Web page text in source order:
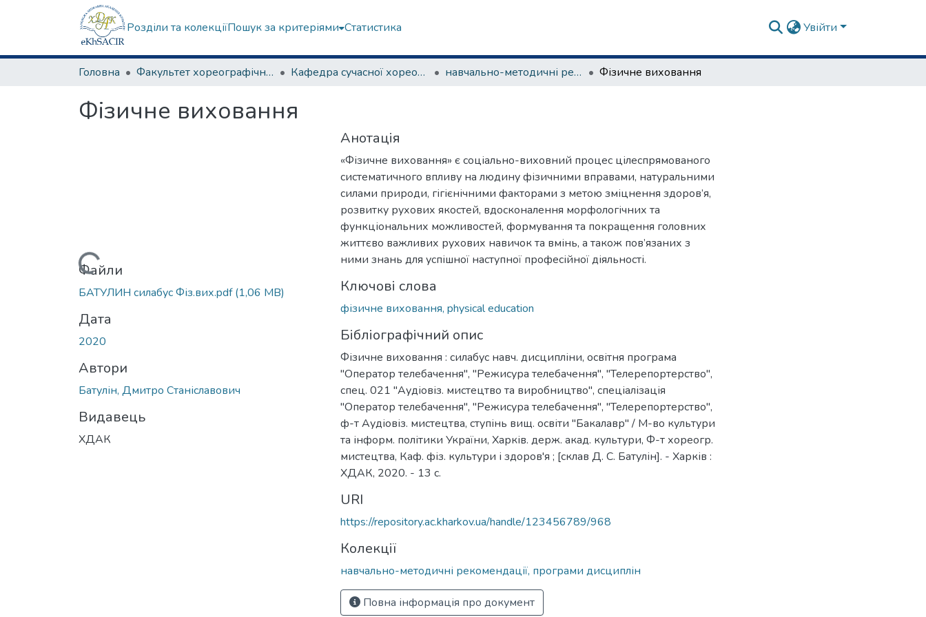
Розділи та колекціїПошук за критеріями Статистика Увійти
Головна Факультет хореографічного мистецтва Кафедра сучасної хореографії та спортивно-оздоровчих технологій навчально-методичні рекомендації, програми дисциплін Фізичне виховання
Фізичне виховання
Вантажиться...
Файли
БАТУЛИН силабус Фіз.вих.pdf(1,06 MB)
Дата
2020
Автори
Батулін, Дмитро Станіславович
Видавець
ХДАК
Анотація
«Фізичне виховання» є соціально-виховний процес цілеспрямованого
систематичного впливу на людину фізичними вправами, натуральними
силами природи, гігієнічними факторами з метою зміцнення здоров’я,
розвитку рухових якостей, вдосконалення морфологічних та
функціональних можливостей, формування та покращення головних
життєво важливих рухових навичок та вмінь, а також пов’язаних з
ними знань для успішної наступної професійної діяльності.
Ключові слова
фізичне виховання, physical education
Бібліографічний опис
Фізичне виховання : силабус навч. дисципліни, освітня програма
"Оператор телебачення", "Режисура телебачення", "Телерепортерство",
спец. 021 "Аудіовіз. мистецтво та виробництво", спеціалізація
"Оператор телебачення", "Режисура телебачення", "Телерепортерство",
ф-т Аудіовіз. мистецтва, ступінь вищ. освіти "Бакалавр" / М-во культури
та інформ. політики України, Харків. держ. акад. культури, Ф-т хореогр.
мистецтва, Каф. фіз. культури і здоров'я ; [склав Д. С. Батулін]. - Харків :
ХДАК, 2020. - 13 с.
URI
https://repository.ac.kharkov.ua/handle/123456789/968
Колекції
навчально-методичні рекомендації, програми дисциплін
Повна інформація про документ